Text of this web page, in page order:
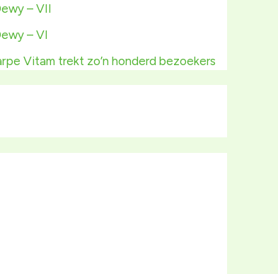
– VII
– VI
Vitam trekt zo’n honderd bezoekers